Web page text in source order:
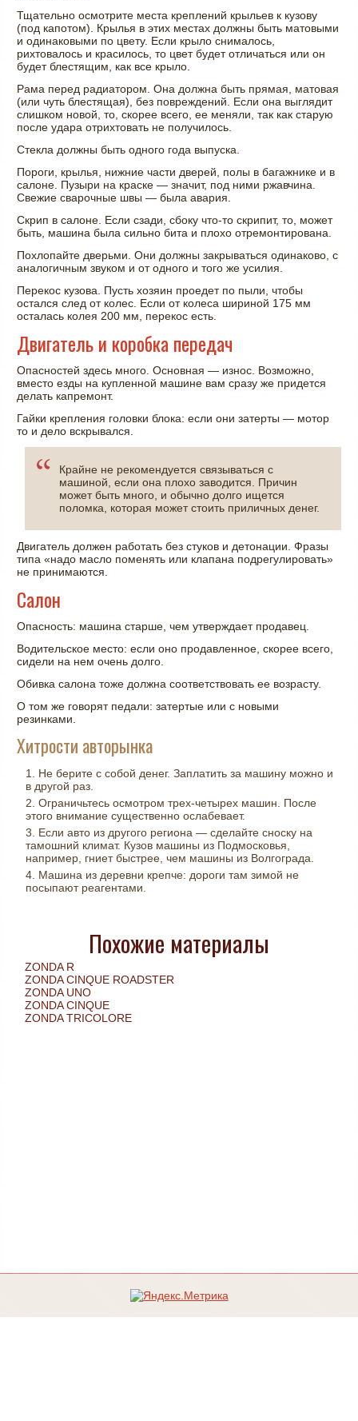
Тщательно осмотрите места креплений крыльев к кузову
(под капотом). Крылья в этих местах должны быть матовыми
и одинаковыми по цвету. Если крыло снималось,
рихтовалось и красилось, то цвет будет отличаться или он
будет блестящим, как все крыло.
Рама перед радиатором. Она должна быть прямая, матовая
(или чуть блестящая), без повреждений. Если она выглядит
слишком новой, то, скорее всего, ее меняли, так как старую
после удара отрихтовать не получилось.
Стекла должны быть одного года выпуска.
Пороги, крылья, нижние части дверей, полы в багажнике и в
салоне. Пузыри на краске — значит, под ними ржавчина.
Свежие сварочные швы — была авария.
Скрип в салоне. Если сзади, сбоку что-то скрипит, то, может
быть, машина была сильно бита и плохо отремонтирована.
Похлопайте дверьми. Они должны закрываться одинаково, с
аналогичным звуком и от одного и того же усилия.
Перекос кузова. Пусть хозяин проедет по пыли, чтобы
остался след от колес. Если от колеса шириной 175 мм
осталась колея 200 мм, перекос есть.
Двигатель и коробка передач
Опасностей здесь много. Основная — износ. Возможно,
вместо езды на купленной машине вам сразу же придется
делать капремонт.
Гайки крепления головки блока: если они затерты — мотор
то и дело вскрывался.
Крайне не рекомендуется связываться с
машиной, если она плохо заводится. Причин
может быть много, и обычно долго ищется
поломка, которая может стоить приличных денег.
Двигатель должен работать без стуков и детонации. Фразы
типа «надо масло поменять или клапана подрегулировать»
не принимаются.
Салон
Опасность: машина старше, чем утверждает продавец.
Водительское место: если оно продавленное, скорее всего,
сидели на нем очень долго.
Обивка салона тоже должна соответствовать ее возрасту.
О том же говорят педали: затертые или с новыми
резинками.
Хитрости авторынка
Не берите с собой денег. Заплатить за машину можно и
в другой раз.
Ограничьтесь осмотром трех-четырех машин. После
этого внимание существенно ослабевает.
Если авто из другого региона — сделайте сноску на
тамошний климат. Кузов машины из Подмосковья,
например, гниет быстрее, чем машины из Волгограда.
Машина из деревни крепче: дороги там зимой не
посыпают реагентами.
Похожие материалы
ZONDA R
ZONDA CINQUE ROADSTER
ZONDA UNO
ZONDA CINQUE
ZONDA TRICOLORE